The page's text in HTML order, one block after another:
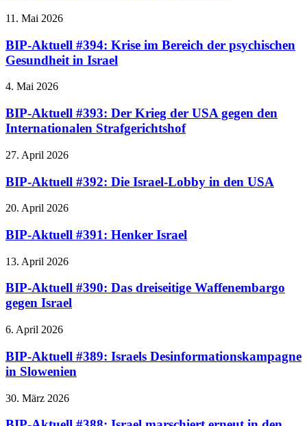
11. Mai 2026
BIP-Aktuell #394: Krise im Bereich der psychischen
Gesundheit in Israel
4. Mai 2026
BIP-Aktuell #393: Der Krieg der USA gegen den
Internationalen Strafgerichtshof
27. April 2026
BIP-Aktuell #392: Die Israel-Lobby in den USA
20. April 2026
BIP-Aktuell #391: Henker Israel
13. April 2026
BIP-Aktuell #390: Das dreiseitige Waffenembargo
gegen Israel
6. April 2026
BIP-Aktuell #389: Israels Desinformationskampagne
in Slowenien
30. März 2026